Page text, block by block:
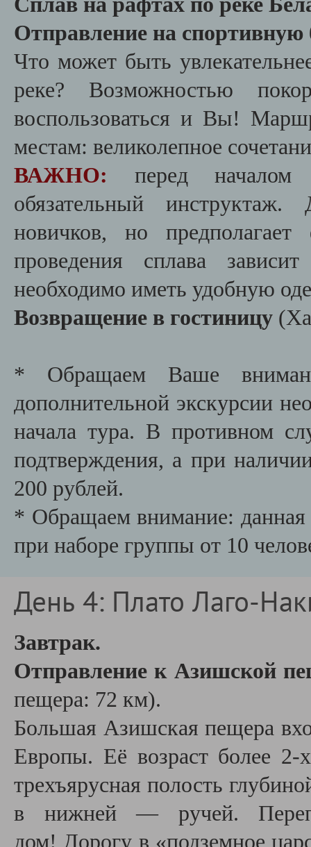
Отправление на спортивную
Что может быть
реке? Возможностью
воспользоваться и Вы!
местам: великолепное
ВАЖНО:
перед
обязательный
новичков, но предполагает
проведения сплава
необходимо иметь удобную
Возвращение в гостиницу
* Обращаем Ваше
дополнительной экскурсии
начала тура. В противном
подтверждения, а при
200 рублей.
* Обращаем внимание: данная
при наборе группы от 10
День 4: Плато Лаго-
Завтрак.
Отправление к Азишской
пещера: 72 км).
Большая Азишская пещера
Европы. Её возраст более
трехъярусная полость
в нижней — ручей.
дом! Дорогу в «подземное